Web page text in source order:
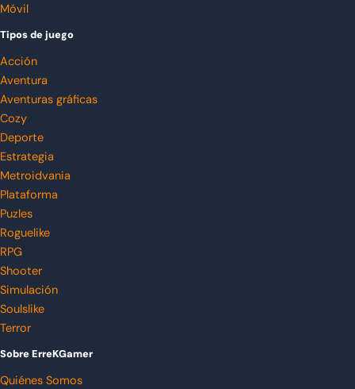
Móvil
Tipos de juego
Acción
Aventura
Aventuras gráficas
Cozy
Deporte
Estrategia
Metroidvania
Plataforma
Puzles
Roguelike
RPG
Shooter
Simulación
Soulslike
Terror
Sobre ErreKGamer
Quiénes Somos